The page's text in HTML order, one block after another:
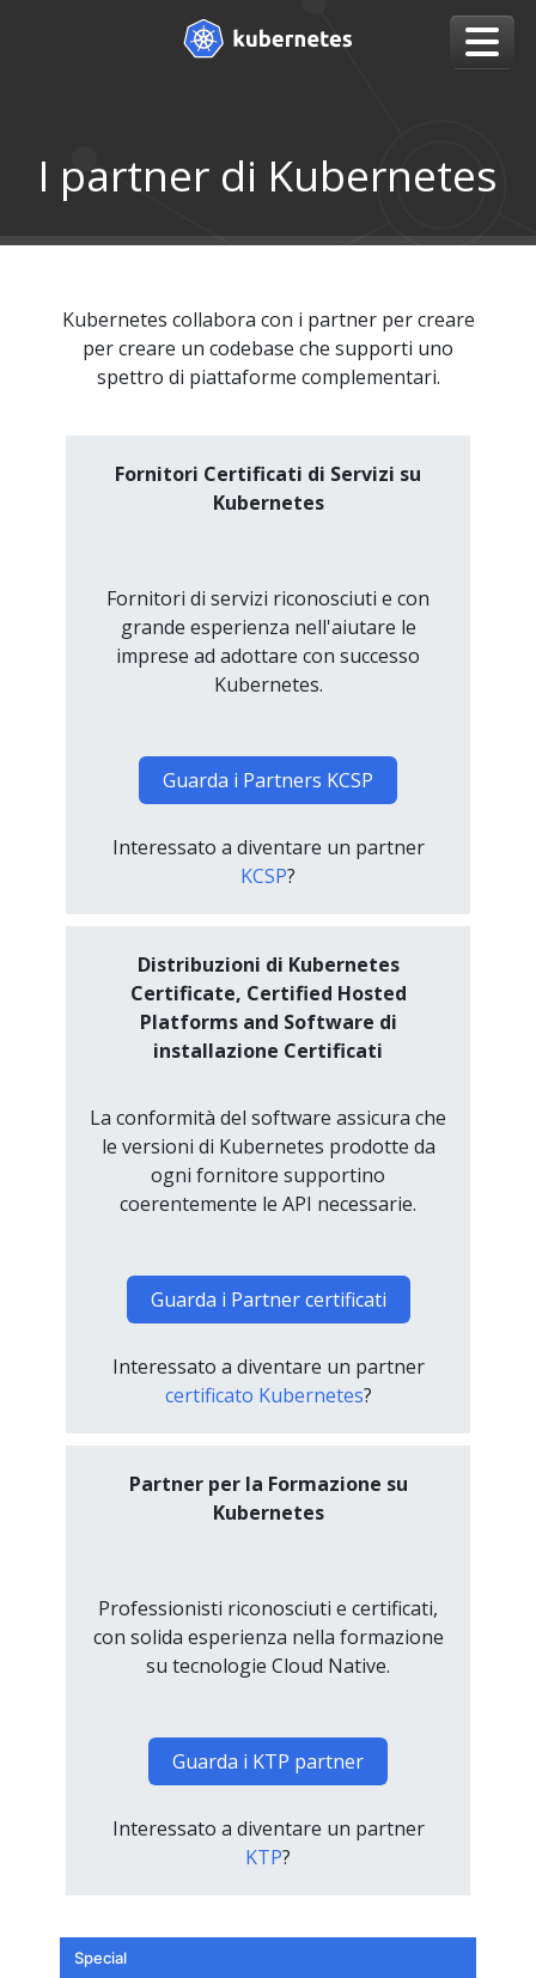
I partner di Kubernetes
Kubernetes collabora con i partner per creare
per creare un codebase che supporti uno
spettro di piattaforme complementari.
Fornitori Certificati di Servizi su
Kubernetes
Fornitori di servizi riconosciuti e con
grande esperienza nell'aiutare le
imprese ad adottare con successo
Kubernetes.
Guarda i Partners KCSP
Interessato a diventare un partner
KCSP?
Distribuzioni di Kubernetes
Certificate, Certified Hosted
Platforms and Software di
installazione Certificati
La conformità del software assicura che
le versioni di Kubernetes prodotte da
ogni fornitore supportino
coerentemente le API necessarie.
Guarda i Partner certificati
Interessato a diventare un partner
certificato Kubernetes?
Partner per la Formazione su
Kubernetes
Professionisti riconosciuti e certificati,
con solida esperienza nella formazione
su tecnologie Cloud Native.
Guarda i KTP partner
Interessato a diventare un partner
KTP?